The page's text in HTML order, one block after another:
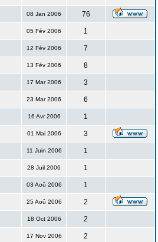
08 Jan 2006 76
05 Fév 2006 1
12 Fév 2006 7
13 Fév 2006 8
17 Mar 2006 3
23 Mar 2006 6
16 Avr 2006 1
01 Mai 2006 3
11 Juin 2006 1
28 Juil 2006 1
03 Aoû 2006 1
25 Aoû 2006 2
18 Oct 2006 2
17 Nov 2006 2